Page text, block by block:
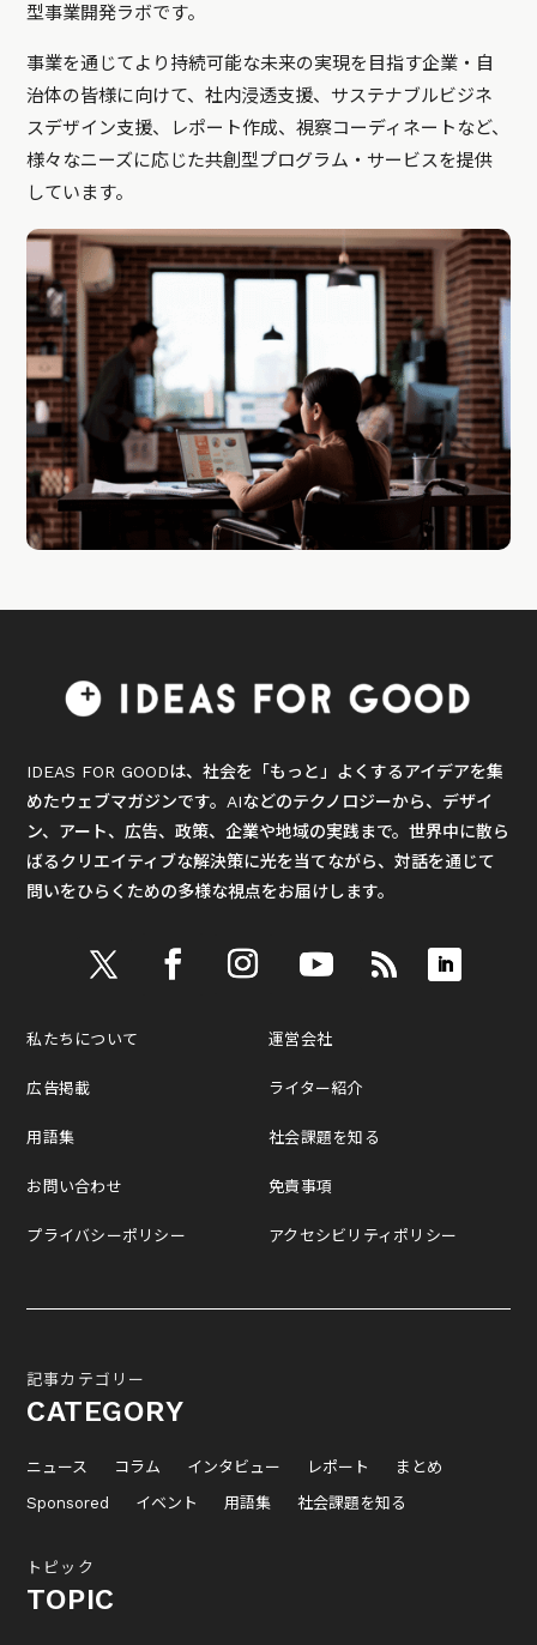
型事業開発ラボです。
事業を通じてより持続可能な未来の実現を目指す企業・自
治体の皆様に向けて、社内浸透支援、サステナブルビジネ
スデザイン支援、レポート作成、視察コーディネートなど、
様々なニーズに応じた共創型プログラム・サービスを提供
しています。
IDEAS FOR GOODは、社会を「もっと」よくするアイデアを集
めたウェブマガジンです。AIなどのテクノロジーから、デザイ
ン、アート、広告、政策、企業や地域の実践まで。世界中に散ら
ばるクリエイティブな解決策に光を当てながら、対話を通じて
問いをひらくための多様な視点をお届けします。
私たちについて
広告掲載
用語集
お問い合わせ
プライバシーポリシー
運営会社
ライター紹介
社会課題を知る
免責事項
アクセシビリティポリシー
記事カテゴリー
CATEGORY
ニュース コラム インタビュー レポート
まとめ
Sponsored
イベント 用語集 社会課題を知る
トピック
TOPIC